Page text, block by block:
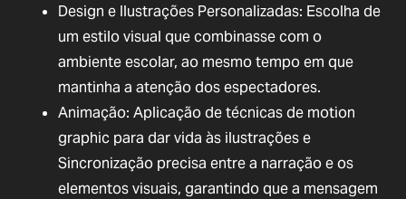
Design e Ilustrações Personalizadas: Escolha de
um estilo visual que combinasse com o
ambiente escolar, ao mesmo tempo em que
mantinha a atenção dos espectadores.
Animação: Aplicação de técnicas de motion
graphic para dar vida às ilustrações e
Sincronização precisa entre a narração e os
elementos visuais, garantindo que a mensagem